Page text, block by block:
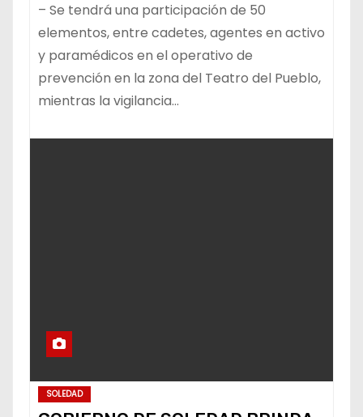
– Se tendrá una participación de 50
elementos, entre cadetes, agentes en activo
y paramédicos en el operativo de
prevención en la zona del Teatro del Pueblo,
mientras la vigilancia…
SOLEDAD